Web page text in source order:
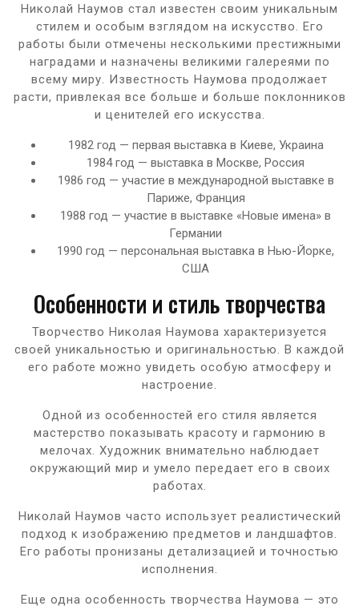
Николай Наумов стал известен своим уникальным
стилем и особым взглядом на искусство. Его
работы были отмечены несколькими престижными
наградами и назначены великими галереями по
всему миру. Известность Наумова продолжает
расти, привлекая все больше и больше поклонников
и ценителей его искусства.
1982 год — первая выставка в Киеве, Украина
1984 год — выставка в Москве, Россия
1986 год — участие в международной выставке в
Париже, Франция
1988 год — участие в выставке «Новые имена» в
Германии
1990 год — персональная выставка в Нью-Йорке,
США
Особенности и стиль творчества
Творчество Николая Наумова характеризуется
своей уникальностью и оригинальностью. В каждой
его работе можно увидеть особую атмосферу и
настроение.
Одной из особенностей его стиля является
мастерство показывать красоту и гармонию в
мелочах. Художник внимательно наблюдает
окружающий мир и умело передает его в своих
работах.
Николай Наумов часто использует реалистический
подход к изображению предметов и ландшафтов.
Его работы пронизаны детализацией и точностью
исполнения.
Еще одна особенность творчества Наумова — это